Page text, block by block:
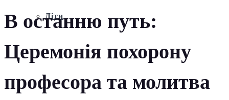
Діти
В останню путь:
Церемонія похорону
професора та молитва